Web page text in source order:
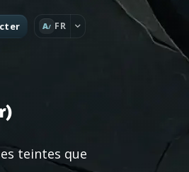
A FR
teintes que